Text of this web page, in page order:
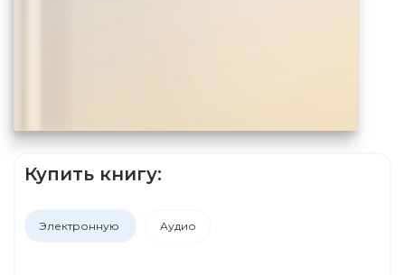
Купить книгу:
Электронную Аудио